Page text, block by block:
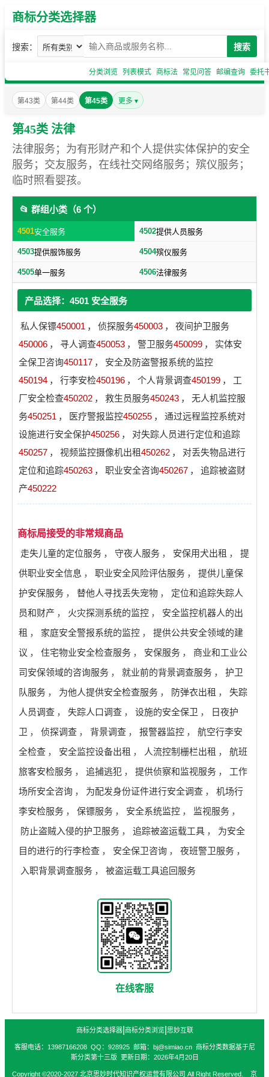
商标分类选择器
搜索： 搜索
分类浏览 列表模式 商标法 常见问答 邮编查询 委托
第43类 第44类 第45类 更多 ▾
第45类 法律
法律服务；为有形财产和个人提供实体保护的安全
服务；交友服务，在线社交网络服务；殡仪服务；
临时照看婴孩。
📂 群组小类（6 个）
4501安全服务 4502提供人员服务
4503提供服饰服务 4504殡仪服务
4505单一服务 4506法律服务
产品选择：4501 安全服务
私人保镖450001 ， 侦探服务450003 ，
夜间护卫服务
450006 ， 寻人调查450053 ， 警卫服务450099 ，
实体安
全保卫咨询450117 ，
安全及防盗警报系统的监控
450194 ， 行李安检450196 ， 个人背景调查450199 ，
工
厂安全检查450202 ， 救生员服务450243 ，
无人机监控服
务450251 ， 医疗警报监控450255 ，
通过远程监控系统对
设施进行安全保护450256 ，
对失踪人员进行定位和追踪
450257 ， 视频监控摄像机出租450262 ，
对丢失物品进行
定位和追踪450263 ， 职业安全咨询450267 ，
追踪被盗财
产450222
商标局接受的非常规商品
走失儿童的定位服务 ， 守夜人服务 ， 安保用犬出租 ，
提
供职业安全信息 ， 职业安全风险评估服务 ，
提供儿童保
护安保服务 ， 替他人寻找丢失宠物 ，
定位和追踪失踪人
员和财产 ， 火灾探测系统的监控 ，
安全监控机器人的出
租 ， 家庭安全警报系统的监控 ，
提供公共安全领域的建
议 ， 住宅物业安全检查服务 ， 安保服务 ，
商业和工业公
司安保领域的咨询服务 ， 就业前的背景调查服务 ，
护卫
队服务 ， 为他人提供安全检查服务 ， 防弹衣出租 ，
失踪
人员调查 ， 失踪人口调查 ， 设施的安全保卫 ，
日夜护
卫 ， 侦探调查 ， 背景调查 ， 报警器监控 ，
航空行李安
全检查 ， 安全监控设备出租 ， 人流控制栅栏出租 ，
航班
旅客安检服务 ， 追捕逃犯 ， 提供侦察和监视服务 ，
工作
场所安全咨询 ， 为配发身份证件进行安全调查 ，
机场行
李安检服务 ， 保镖服务 ， 安全系统监控 ， 监视服务 ，
防止盗贼入侵的护卫服务 ， 追踪被盗运载工具 ，
为安全
目的进行的行李检查 ， 安全保卫咨询 ， 夜班警卫服务 ，
入职背景调查服务 ， 被盗运载工具追回服务
在线客服
商标分类选择器| 商标分类浏览| 思妙互联
客服电话：13987166208 QQ：928925 邮箱：bj@simiao.cn 商标分类数据基于尼
斯分类第十三版 更新日期：2026年4月20日
Copyright ©2020-2027 北京思妙时代知识产权运营有限公司 All Right Reserved. 京